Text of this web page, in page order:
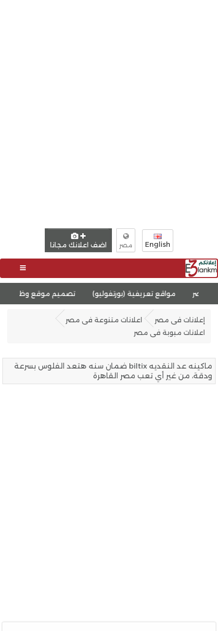
English مصر اضف اعلانك مجانا
تعريفية (بورتفوليو) تصميم موقع وظائف تصميم متجر
إعلانات فى مصر
اعلانات متنوعة فى مصر
اعلانات مبوبة فى مصر
ماكينه عد النقديه biltix ضمان سنه هتعد الفلوس بسرعة
ودقة، من غير أي تعب مصر القاهرة